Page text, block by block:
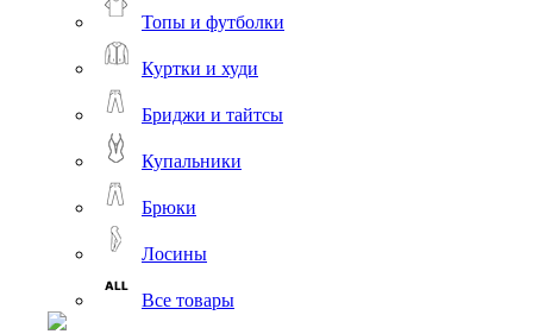
Топы и футболки
Куртки и худи
Бриджи и тайтсы
Купальники
Брюки
Лосины
Все товары